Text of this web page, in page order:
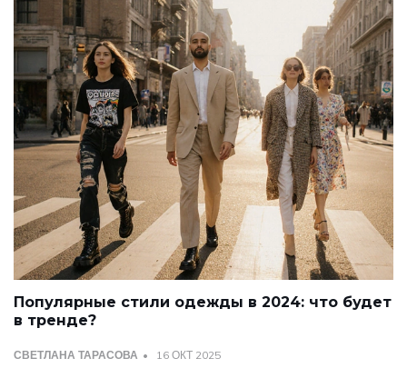
Популярные стили одежды в 2024: что будет
в тренде?
СВЕТЛАНА ТАРАСОВА 16 ОКТ 2025